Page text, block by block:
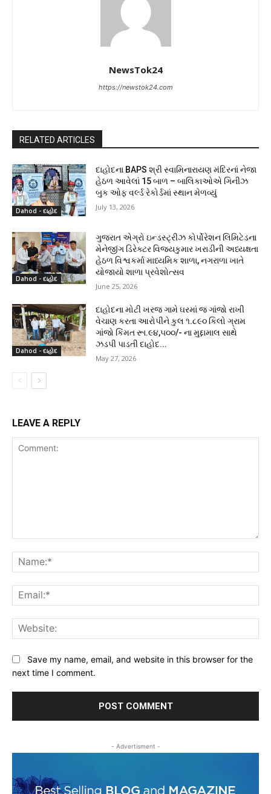
NewsTok24
https://newstok24.com
RELATED ARTICLES
Dahod - દાહોદ
દાહોદના BAPS શ્રી સ્વામિનારાયણ મંદિરનાં નેજા
હેઠળ આવેલાં 15 બાળ – બાલિકાઓએ ગિનીઝ
બુક ઓફ વર્લ્ડ રેકોર્ડમાં સ્થાન મેળવ્યું
July 13, 2026
Dahod - દાહોદ
ગુજરાત એગ્રો ઇન્ડસ્ટ્રીઝ કોર્પોરેશન લિમિટેડના
મેનેજીંગ ડિરેક્ટર વિજયકુમાર ખરાડીની અધ્યક્ષતા
હેઠળ વિશ્વકર્મા માધ્યમિક શાળા, નગરાળા ખાતે
યોજાયો શાળા પ્રવેશોત્સવ
June 25, 2026
Dahod - દાહોદ
દાહોદના મોટી ખરજ ગામે ઘરમાં જ ગાંજો રાખી
વેચાણ કરતા આરોપીને કુલ ૧.૮૯૦ કિલો ગ્રામ
ગાંજો કિંમત રૂા.૯૪,૫૦૦/- ના મુદ્દામાલ સાથે
ઝડપી પાડતી દાહોદ...
May 27, 2026
LEAVE A REPLY
Save my name, email, and website in this browser for the
next time I comment.
- Advertisment -